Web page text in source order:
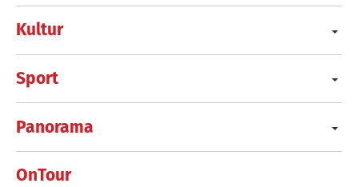
Kultur
Sport
Panorama
OnTour